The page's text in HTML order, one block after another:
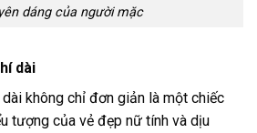
dáng của người mặc
dài
không chỉ đơn giản là một chiếc
tượng của vẻ đẹp nữ tính và dịu